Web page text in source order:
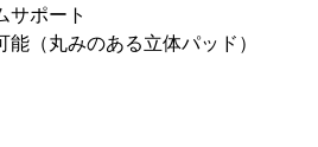
サポート
（丸みのある立体パッド）